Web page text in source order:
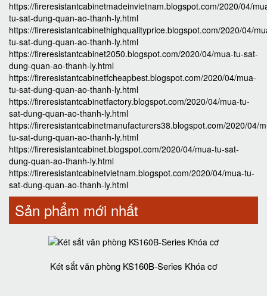
https://fireresistantcabinetmadeinvietnam.blogspot.com/2020/04/
tu-sat-dung-quan-ao-thanh-ly.html
https://fireresistantcabinethighqualityprice.blogspot.com/2020/04/
tu-sat-dung-quan-ao-thanh-ly.html
https://fireresistantcabinet2050.blogspot.com/2020/04/mua-tu-sat-
dung-quan-ao-thanh-ly.html
https://fireresistantcabinetfcheapbest.blogspot.com/2020/04/mua-
tu-sat-dung-quan-ao-thanh-ly.html
https://fireresistantcabinetfactory.blogspot.com/2020/04/mua-tu-
sat-dung-quan-ao-thanh-ly.html
https://fireresistantcabinetmanufacturers38.blogspot.com/2020/04/
tu-sat-dung-quan-ao-thanh-ly.html
https://fireresistantcabinet.blogspot.com/2020/04/mua-tu-sat-
dung-quan-ao-thanh-ly.html
https://fireresistantcabinetvietnam.blogspot.com/2020/04/mua-tu-
sat-dung-quan-ao-thanh-ly.html
Sản phẩm mới nhất
Két sắt văn phòng KS160B-Series Khóa cơ